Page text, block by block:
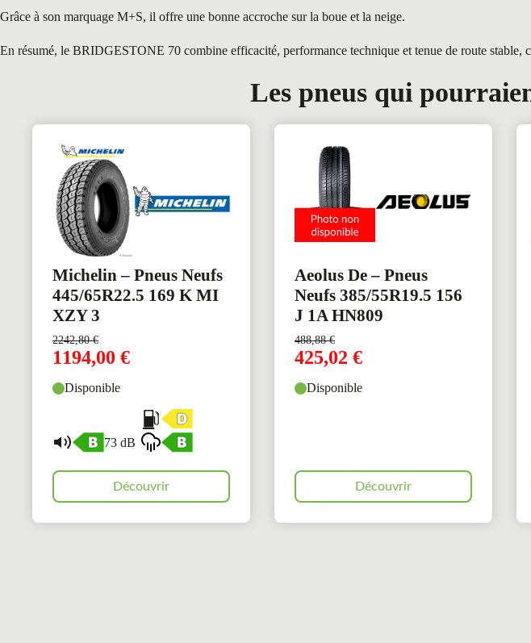
Grâce à son marquage M+S, il offre une bonne accroche sur la boue et la neige.
En résumé, le BRIDGESTONE 70 combine efficacité, performance technique et tenue de route stable,
Les pneus qui
Michelin – Pneus Neufs
445/65R22.5 169 K MI
XZY 3
2242,80€
1194,00 €
Disponible
73 dB
Découvrir
Aeolus De – Pneus
Neufs 385/55R19.5 156
J 1A HN809
488,88€
425,02 €
Disponible
Découvrir